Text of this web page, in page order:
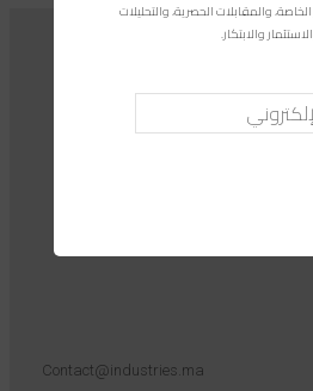
Contact@industries.ma
تأسست مجموعة إندوستريكوم عام 2013، وهي مجموعة إعلامية متخصصة
والاستثمار والابتكار: مجلة «صناعة
موجهة لخدمة المهنيين في القطاع
الخاصة، والمقابلات الحصرية، والتحليلات
والابتكار.